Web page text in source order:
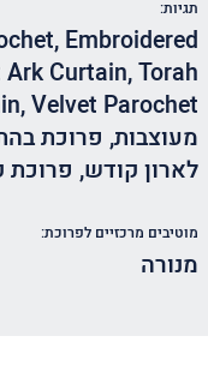
תגיות:
, Embroidered
Ark Curtain,Torah
,Velvet Parochet
מעוצבות, פרוכת
לארון קודש, פרוכת
מוטיבים מרכזיים לפרוכת:
מנורה